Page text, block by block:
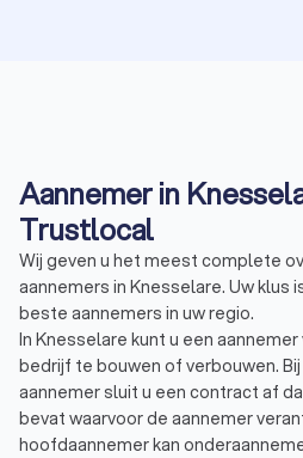
Aannemer in
Trustlocal
Wij geven u het meest complete
aannemers in Knesselare. Uw klus
beste aannemers in uw regio.
In Knesselare kunt u een
bedrijf te bouwen of verbouwen.
aannemer sluit u een contract af
bevat waarvoor de aannemer
hoofdaannemer kan